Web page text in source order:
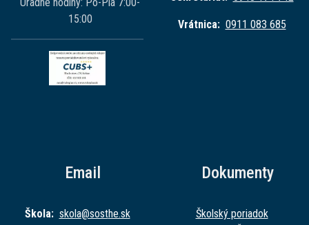
Úradné hodiny: Po-Pia 7:00-
15:00
Vrátnica: 0911 083 685
Email
Škola: skola@sosthe.sk
Dokumenty
Školský poriadok